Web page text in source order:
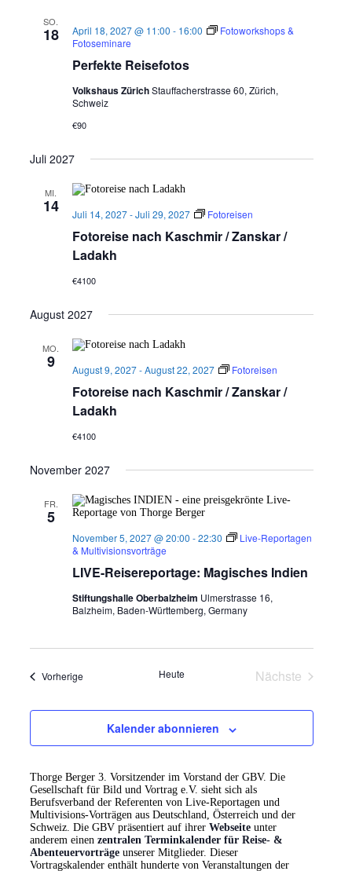
SO.
18
Perfekte Reisefotos
April 18, 2027 @ 11:00 - 16:00
Fotoworkshops &
Fotoseminare
Volkshaus ZürichStauffacherstrasse 60, Zürich,
Schweiz
€90
Juli 2027
MI.
14
Fotoreise nach Kaschmir / Zanskar /
Ladakh
Juli 14, 2027-Juli 29, 2027 Fotoreisen
€4100
August 2027
MO.
9
Fotoreise nach Kaschmir / Zanskar /
Ladakh
August 9, 2027-August 22, 2027 Fotoreisen
€4100
November 2027
FR.
5
LIVE-Reisereportage: Magisches Indien
November 5, 2027 @ 20:00 -22:30
Live-Reportagen
& Multivisionsvorträge
Stiftungshalle Oberbalzheim Ulmerstrasse 16,
Balzheim, Baden-Württemberg, Germany
VorherigeVeranstaltungen Heute
Nächste
Kalender abonnieren
Thorge Berger 3. Vorsitzender im Vorstand der GBV. Die
Gesellschaft für Bild und Vortrag e.V. sieht sich als
Berufsverband der Referenten von Live-Reportagen und
Multivisions-Vorträgen aus Deutschland, Österreich und der
Schweiz. Die GBV präsentiert auf ihrer Webseiteunter
anderem einen zentralen Terminkalender für Reise- &
Abenteuervorträgeunserer Mitglieder. Dieser
Vortragskalender enthält hunderte von Veranstaltungen der